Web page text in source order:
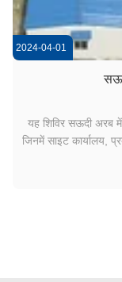
2024-04-01
यह शिविर सऊदी अरब
जिनमें साइट कार्यालय,
उत्पाद:प्रीफैब हाउस,